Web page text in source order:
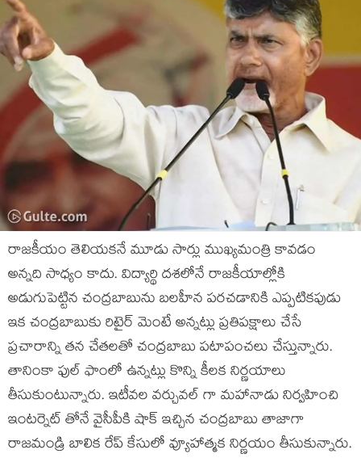
రాజకీయం తెలియకనే మూడు సార్లు ముఖ్యమంత్రి కావడం
అన్నది సాధ్యం కాదు. విద్యార్థి దశలోనే రాజకీయాల్లోకి
అడుగుపెట్టిన చంద్రబాబును బలహీన పరచడానికి ఎప్పటికపుడు
ఇక చంద్రబాబుకు రిటైర్ మెంటే అన్నట్లు ప్రతిపక్షాలు చేసే
ప్రచారాన్ని తన చేతలతో చంద్రబాబు పటాపంచలు చేస్తున్నారు.
తానింకా ఫుల్ ఫాంలో ఉన్నట్లు కొన్ని కీలక నిర్ణయాలు
తీసుకుంటున్నారు. ఇటీవల వర్చువల్ గా మహానాడు నిర్వహించి
ఇంటర్నెట్ తోనే వైసీపీకి షాక్ ఇచ్చిన చంద్రబాబు తాజాగా
రాజమండ్రి బాలిక రేప్ కేసులో వ్యూహాత్మక నిర్ణయం తీసుకున్నారు.